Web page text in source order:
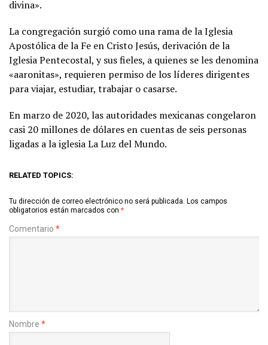
divina».
La congregación surgió como una rama de la Iglesia
Apostólica de la Fe en Cristo Jesús, derivación de la
Iglesia Pentecostal, y sus fieles, a quienes se les denomina
«aaronitas», requieren permiso de los líderes dirigentes
para viajar, estudiar, trabajar o casarse.
En marzo de 2020, las autoridades mexicanas congelaron
casi 20 millones de dólares en cuentas de seis personas
ligadas a la iglesia La Luz del Mundo.
RELATED TOPICS:
Tu dirección de correo electrónico no será publicada. Los campos
obligatorios están marcados con *
Comentario *
Nombre *